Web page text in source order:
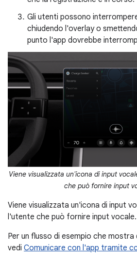
Gli utenti possono
chiudendo l'overlay o
punto l'app dovrebbe
Viene visualizzata un'icona di input
che può fornire input
Viene visualizzata un'icona di input
l'utente che può fornire input vocale.
Per un flusso di esempio che
vedi Comunicare con l'app tramite